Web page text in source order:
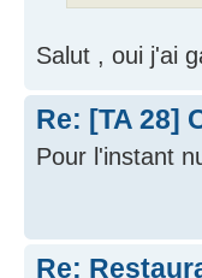
Salut , oui j'ai
Re: [TA 28]
Pour l'instant
Re: